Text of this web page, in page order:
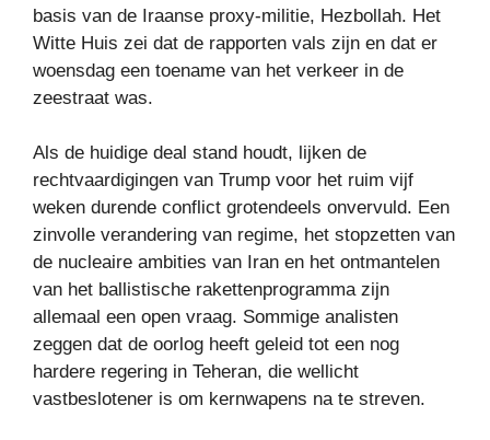
basis van de Iraanse proxy-militie, Hezbollah. Het
Witte Huis zei dat de rapporten vals zijn en dat er
woensdag een toename van het verkeer in de
zeestraat was.
Als de huidige deal stand houdt, lijken de
rechtvaardigingen van Trump voor het ruim vijf
weken durende conflict grotendeels onvervuld. Een
zinvolle verandering van regime, het stopzetten van
de nucleaire ambities van Iran en het ontmantelen
van het ballistische rakettenprogramma zijn
allemaal een open vraag. Sommige analisten
zeggen dat de oorlog heeft geleid tot een nog
hardere regering in Teheran, die wellicht
vastbeslotener is om kernwapens na te streven.